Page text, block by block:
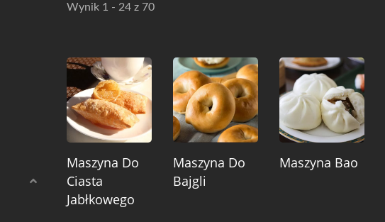
Wynik 1 - 24 z 70
Maszyna Do
Ciasta
Jabłkowego
Maszyna Do
Bajgli
Maszyna Bao